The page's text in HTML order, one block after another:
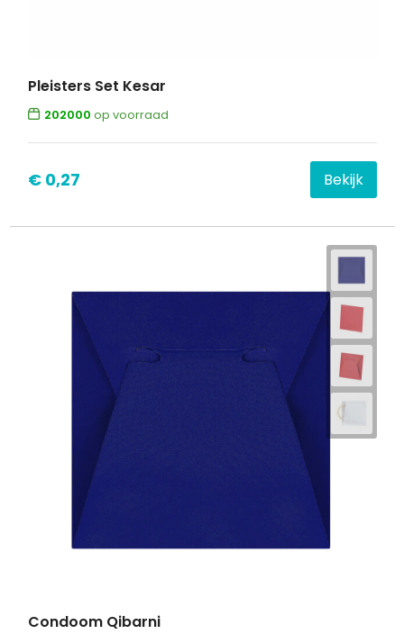
Pleisters Set Kesar
202000 op voorraad
€ 0,27 Bekijk
Condoom Qibarni